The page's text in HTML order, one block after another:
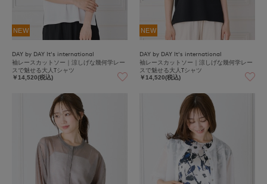
NEW
DAY by DAY It's international
袖レースカットソー｜涼しげな幾何学レー
スで魅せる大人Tシャツ
￥14,520(税込)
NEW
DAY by DAY It's international
袖レースカットソー｜涼しげな幾何学レー
スで魅せる大人Tシャツ
￥14,520(税込)